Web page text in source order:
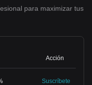
para maximizar tus
Acción
Suscríbete